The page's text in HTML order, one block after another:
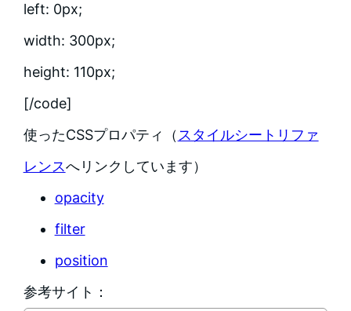
left: 0px;
width: 300px;
height: 110px;
[/code]
使ったCSSプロパティ（スタイルシートリファ
レンスへリンクしています）
opacity
filter
position
参考サイト：